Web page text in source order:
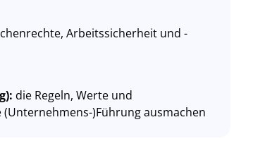
Arbeitssicherheit und -
die Regeln, Werte und
)Führung ausmachen